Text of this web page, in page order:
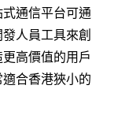
通信平台可通
人員工具來創
高價值的用戶
合香港狹小的